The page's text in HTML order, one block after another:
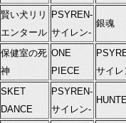
賢い犬リリ
エンタール
PSYREN-
サイレン-
銀魂
保健室の死
神
ONE
PIECE
サイレ
SKET
DANCE
PSYREN-
サイレン-